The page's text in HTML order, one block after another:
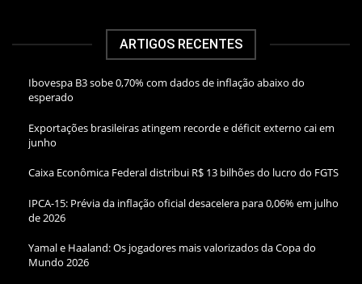
ARTIGOS RECENTES
Ibovespa B3 sobe 0,70% com dados de inflação abaixo do
esperado
Exportações brasileiras atingem recorde e déficit externo cai em
junho
Caixa Econômica Federal distribui R$ 13 bilhões do lucro do FGTS
IPCA-15: Prévia da inflação oficial desacelera para 0,06% em julho
de 2026
Yamal e Haaland: Os jogadores mais valorizados da Copa do
Mundo 2026